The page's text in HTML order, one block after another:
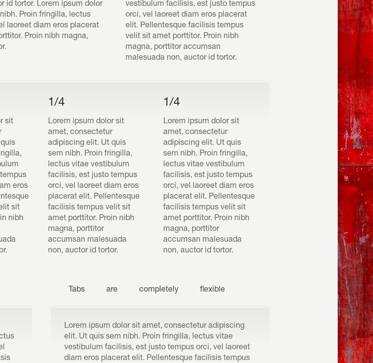
id tortor. Lorem ipsum dolor
Proin fringilla, lectus
laoreet diam eros placerat
Proin nibh magna,
vestibulum facilisis, est justo tempus
orci, vel laoreet diam eros placerat
elit. Pellentesque facilisis tempus
velit sit amet porttitor. Proin nibh
magna, porttitor accumsan
malesuada non, auctor id tortor.
sit
eros
sit
nibh
1/4
Lorem ipsum dolor sit
amet, consectetur
adipiscing elit. Ut quis
sem nibh. Proin fringilla,
lectus vitae vestibulum
facilisis, est justo tempus
orci, vel laoreet diam eros
placerat elit. Pellentesque
facilisis tempus velit sit
amet porttitor. Proin nibh
magna, porttitor
accumsan malesuada
non, auctor id tortor.
1/4
Lorem ipsum dolor sit
amet, consectetur
adipiscing elit. Ut quis
sem nibh. Proin fringilla,
lectus vitae vestibulum
facilisis, est justo tempus
orci, vel laoreet diam eros
placerat elit. Pellentesque
facilisis tempus velit sit
amet porttitor. Proin nibh
magna, porttitor
accumsan malesuada
non, auctor id tortor.
Tabs are completely flexible
Lorem ipsum dolor sit amet, consectetur adipiscing
elit. Ut quis sem nibh. Proin fringilla, lectus vitae
vestibulum facilisis, est justo tempus orci, vel laoreet
diam eros placerat elit. Pellentesque facilisis tempus